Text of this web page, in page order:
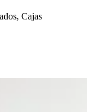
Cajas